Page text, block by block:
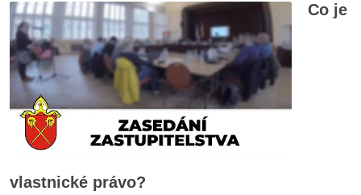
Co je
vlastnické právo?